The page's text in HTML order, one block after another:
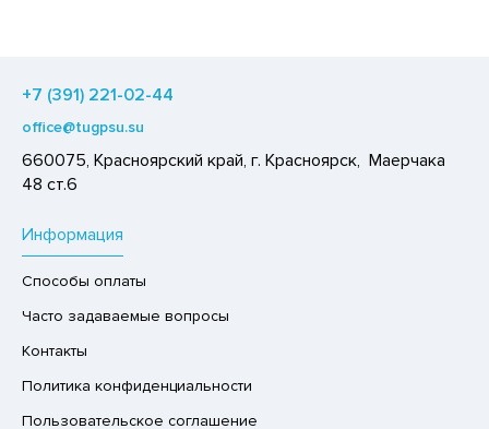
ПРОДУКЦИЯ
СОДА
ОРЕХИ, ГРИБЫ
Информация
Способы оплаты
Часто задаваемые вопросы
Контакты
Политика конфиденциальности
Пользовательское соглашение
+7 (391) 221-02-44
office@tugpsu.su
660075, Красноярский край, г. Красноярск, Маерчака
48 ст.6